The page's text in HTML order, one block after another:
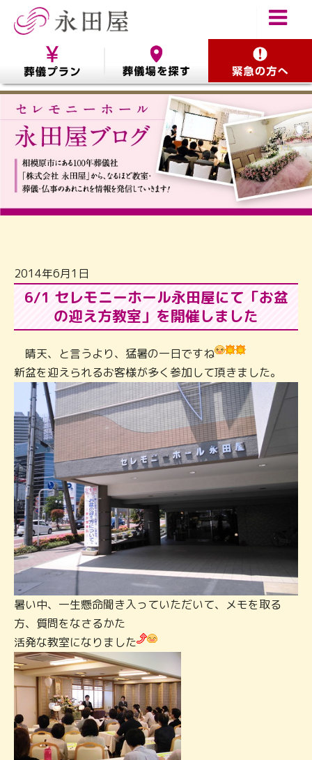
2014年6月1日
6/1 セレモニーホール永田屋にて「お盆
の迎え方教室」を開催しました
晴天、と言うより、猛暑の一日ですね
新盆を迎えられるお客様が多く参加して頂きました。
暑い中、一生懸命聞き入っていただいて、メモを取る
方、質問をなさるかた
活発な教室になりました